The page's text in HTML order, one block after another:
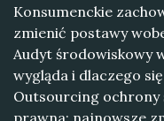
Konsumenckie
zmienić postawy
Audyt środowiskowy
wygląda i dlaczego
Outsourcing ochrony
prawna: najnowsze